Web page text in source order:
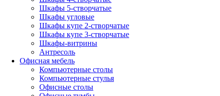
Шкафы 5-створчатые
Шкафы угловые
Шкафы купе 2-створчатые
Шкафы купе 3-створчатые
Шкафы-витрины
Антресоль
Офисная мебель
Компьютерные столы
Компьютерные стулья
Офисные столы